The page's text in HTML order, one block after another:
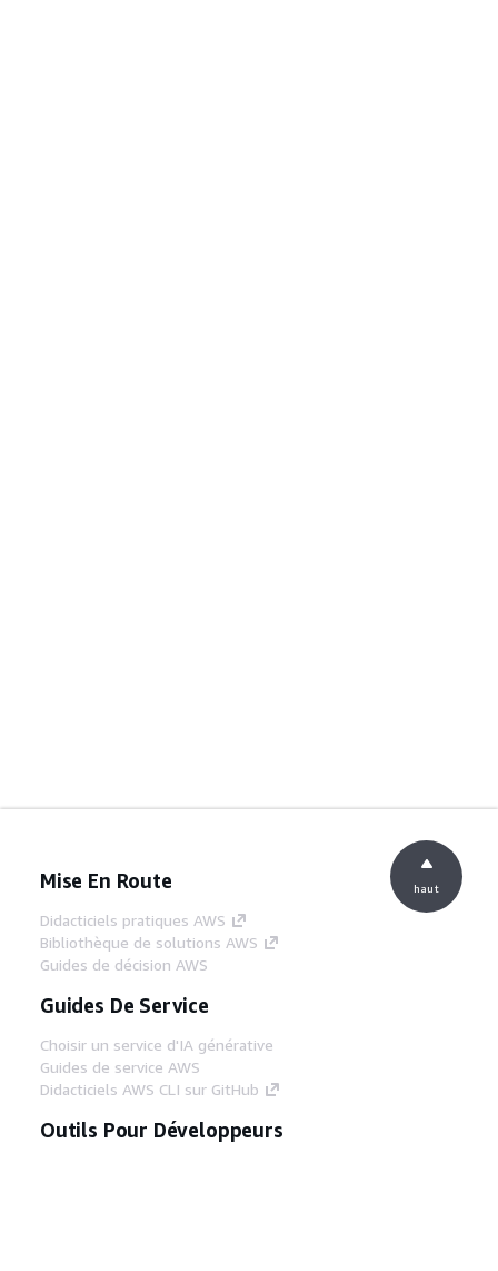
Mise En Route
Didacticiels pratiques AWS
Bibliothèque de solutions AWS
Guides de décision AWS
Guides De Service
Choisir un service d'IA générative
Guides de service AWS
Didacticiels AWS CLI sur GitHub
Outils Pour Développeurs
haut